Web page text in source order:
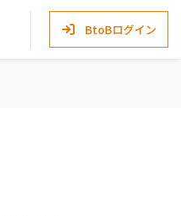
BtoBログイン